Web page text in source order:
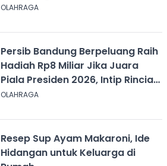
OLAHRAGA
Persib Bandung Berpeluang Raih
Hadiah Rp8 Miliar Jika Juara
Piala Presiden 2026, Intip Rincian
Bonusnya
OLAHRAGA
Resep Sup Ayam Makaroni, Ide
Hidangan untuk Keluarga di